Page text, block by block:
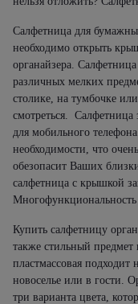
Салфетница для
необходимо открыть
органайзера.
различных мелких
столике, на тумбочке
смотреться. Салфетница
для мобильного
необходимости, что
обезопасит Ваших
салфетница с крышкой
Многофункциональность
Купить салфетницу
также стильный предмет
пластмассовая подходит
новоселье или в гости.
три варианта цвета,